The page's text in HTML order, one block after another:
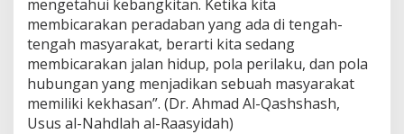
mengetahui kebangkitan. Ketika kita
membicarakan peradaban yang ada di tengah-
tengah masyarakat, berarti kita sedang
membicarakan jalan hidup, pola perilaku, dan pola
hubungan yang menjadikan sebuah masyarakat
memiliki kekhasan”. (Dr. Ahmad Al-Qashshash,
Usus al-Nahdlah al-Raasyidah)